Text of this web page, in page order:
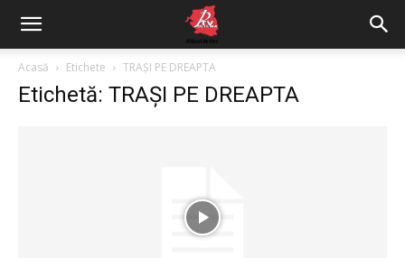
Acasă Etichete TRAȘI PE DREAPTA
Etichetă: TRAȘI PE DREAPTA